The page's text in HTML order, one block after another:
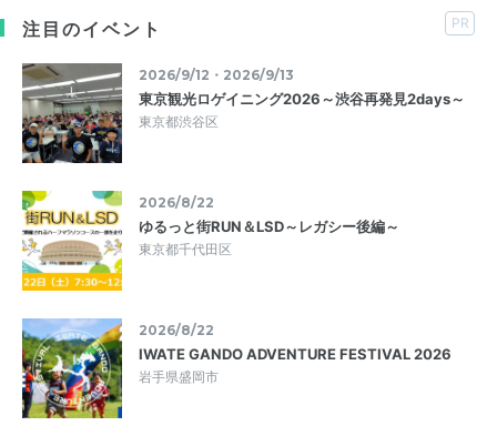
注目のイベント PR
2026/9/12・2026/9/13
東京観光ロゲイニング2026～渋谷再発見2days～
東京都渋谷区
2026/8/22
ゆるっと街RUN＆LSD～レガシー後編～
東京都千代田区
2026/8/22
IWATE GANDO ADVENTURE FESTIVAL 2026
岩手県盛岡市